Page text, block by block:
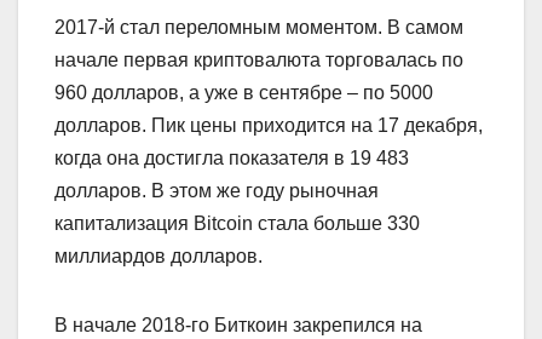
2017-й стал переломным моментом. В самом
начале первая криптовалюта торговалась по
960 долларов, а уже в сентябре – по 5000
долларов. Пик цены приходится на 17 декабря,
когда она достигла показателя в 19 483
долларов. В этом же году рыночная
капитализация Bitcoin стала больше 330
миллиардов долларов.
В начале 2018-го Биткоин закрепился на